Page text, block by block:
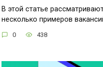
В этой статье
несколько примеров
0 438